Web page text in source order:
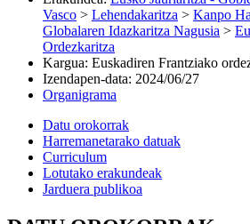
Vasco > Lehendakaritza > Kanpo
Globalaren Idazkaritza Nagusia >
Ordezkaritza
Kargua: Euskadiren Frantziako
Izendapen-data: 2024/06/27
Organigrama
Datu orokorrak
Harremanetarako datuak
Curriculum
Lotutako erakundeak
Jarduera publikoa